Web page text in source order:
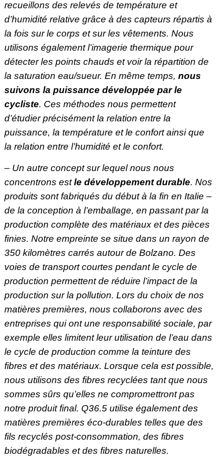
recueillons des relevés de température et
d’humidité relative grâce à des capteurs répartis à
la fois sur le corps et sur les vêtements. Nous
utilisons également l’imagerie thermique pour
détecter les points chauds et voir la répartition de
la saturation eau/sueur. En même temps, nous
suivons la puissance développée par le
cycliste. Ces méthodes nous permettent
d’étudier précisément la relation entre la
puissance, la température et le confort ainsi que
la relation entre l’humidité et le confort.
– Un autre concept sur lequel nous nous
concentrons estle développement durable. Nos
produits sont fabriqués du début à la fin en Italie –
de la conception à l’emballage, en passant par la
production complète des matériaux et des pièces
finies. Notre empreinte se situe dans un rayon de
350 kilomètres carrés autour de Bolzano. Des
voies de transport courtes pendant le cycle de
production permettent de réduire l’impact de la
production sur la pollution. Lors du choix de nos
matières premières, nous collaborons avec des
entreprises qui ont une responsabilité sociale, par
exemple elles limitent leur utilisation de l’eau dans
le cycle de production comme la teinture des
fibres et des matériaux. Lorsque cela est possible,
nous utilisons des fibres recyclées tant que nous
sommes sûrs qu’elles ne compromettront pas
notre produit final. Q36.5 utilise également des
matières premières éco-durables telles que des
fils recyclés post-consommation, des fibres
biodégradables et des fibres naturelles.